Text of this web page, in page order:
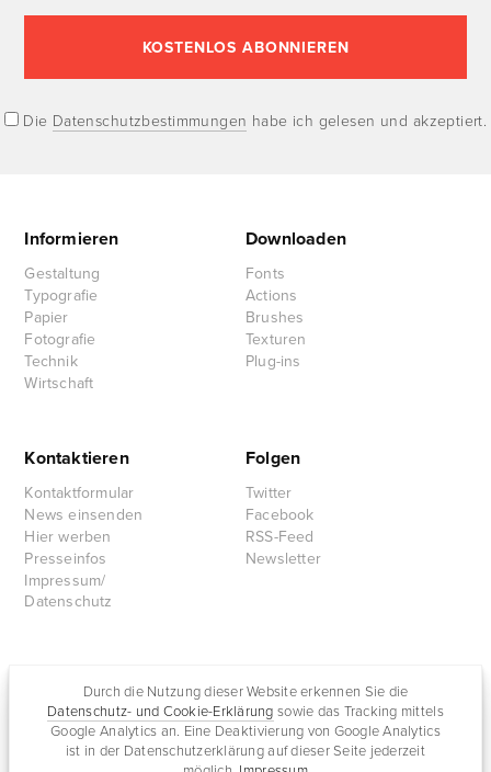
Durch die Nutzung dieser Website erkennen Sie die
Datenschutz- und Cookie-Erklärung sowie das Tracking mittels
Google Analytics an. Eine Deaktivierung von Google Analytics
ist in der Datenschutzerklärung auf dieser Seite jederzeit
Die Datenschutzbestimmungen habe ich gelesen und akzeptiert.
Informieren
Gestaltung
Typografie
Papier
Fotografie
Technik
Wirtschaft
Downloaden
Fonts
Actions
Brushes
Texturen
Plug-ins
Kontaktieren
Kontaktformular
News einsenden
Hier werben
Presseinfos
Impressum/
Datenschutz
Folgen
Twitter
Facebook
RSS-Feed
Newsletter
Rullkötter AGD
Jazz for me